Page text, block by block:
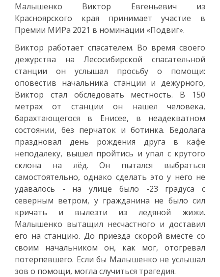
Малышенко Виктор Евгеньевич из
Красноярского края принимает участие в
Премии МИРа 2021 в номинации «Подвиг».
Виктор работает спасателем. Во время своего
дежурства на Лесосибирской спасательной
станции он услышал просьбу о помощи:
оповестив начальника станции и дежурного,
Виктор стал обследовать местность. В 150
метрах от станции он нашел человека,
барахтающегося в Енисее, в неадекватном
состоянии, без перчаток и ботинка. Бедолага
праздновал день рождения друга в кафе
неподалеку, вышел пройтись и упал с крутого
склона на лёд. Он пытался выбраться
самостоятельно, однако сделать это у него не
удавалось - на улице было -23 градуса с
северным ветром, у гражданина не было сил
кричать и вылезти из ледяной жижи.
Малышенко вытащил несчастного и доставил
его на станцию. До приезда скорой вместе со
своим начальником он, как мог, отогревал
потерпевшего. Если бы Малышенко не услышал
зов о помощи, могла случиться трагедия.